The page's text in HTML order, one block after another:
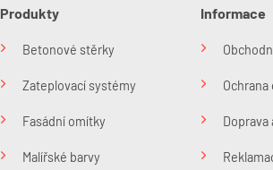
Produkty
Betonové stěrky
Zateplovací systémy
Fasádní omítky
Malířské barvy
Informace
Doprava